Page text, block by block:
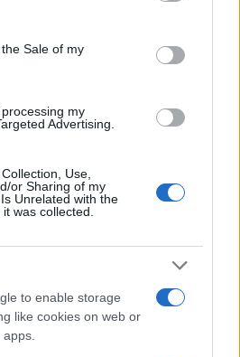
Google and its third-party tags to
purposes in below Google
Sale of my
my
Advertising.
Use,
or Sharing of my
Unrelated with the
was collected.
to enable storage
like cookies on web or
Το ζητούμενο είναι να
δεν είμαι καθόλου σίγουρος πως η
εύκολα να εντοπίσει ένα TB2
άποψή σας.
ανω του ενος εκατ. οπλισμενων
εναντιον των νησιων μας τα
με απατσι; με λειζερ;με